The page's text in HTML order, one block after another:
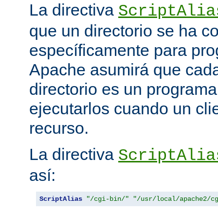
La directiva
que un directorio se ha
específicamente para
Apache asumirá que
directorio es un
ejecutarlos cuando un
recurso.
La directiva
así:
ScriptAlias "/cgi-bin/" "/usr/local/apache2/